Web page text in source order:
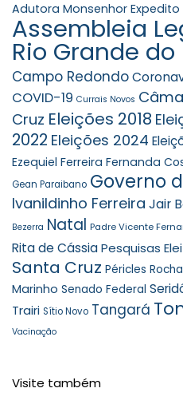
Adutora Monsenhor Expedito
Assembleia
Rio Grande do
Campo Redondo
COVID-19 Currais Novos
Cruz Eleições 2018
2022 Eleições 2024
Ezequiel Ferreira Fernanda
Gean Paraibano Governo
Ivanildinho Ferreira Jair
Bezerra Natal Padre Vicente
Rita de CássiaPesquisas
Santa Cruz Péricles Rocha
Marinho Senado Federal
Trairi Sítio Novo Tangará
Vacinação
Visite também